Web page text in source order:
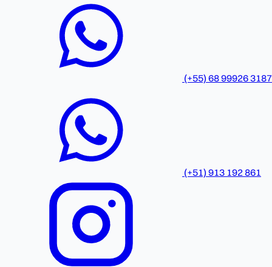
(+55) 68 99926 3187
(+51) 913 192 861